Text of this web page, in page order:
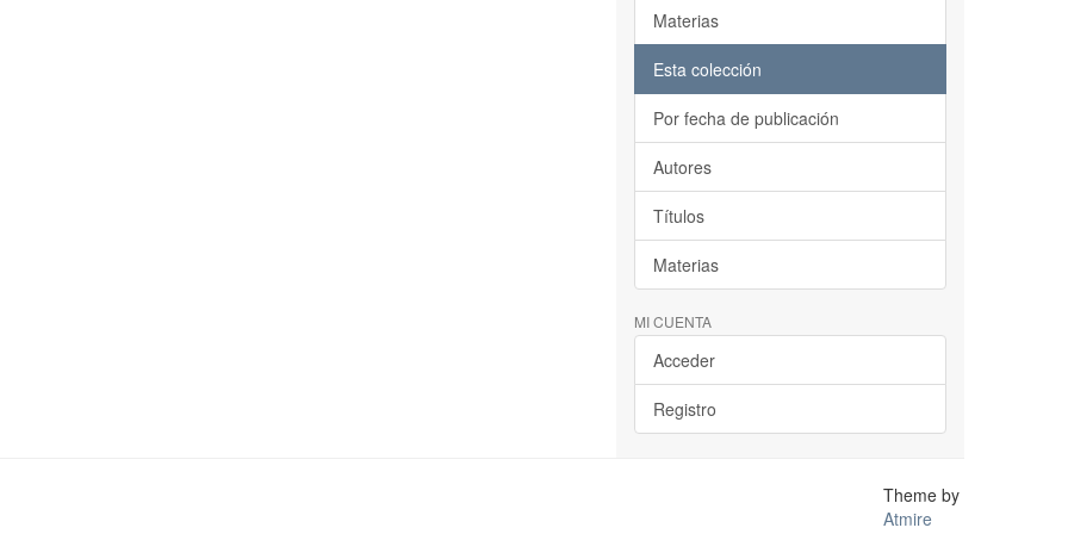
Materias
Esta colección
Por fecha de publicación
Autores
Títulos
Materias
MI CUENTA
Acceder
Registro
Theme by
Atmire